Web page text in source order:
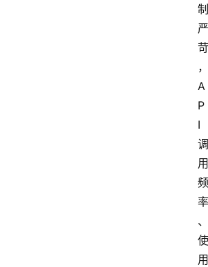
制
严
苛
，
A
P
I
调
用
频
率
、
使
用